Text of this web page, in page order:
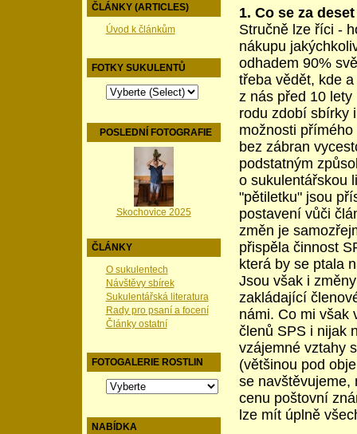
ČLÁNKY (ARTICLES)
Úvod k článkům
FOTKY SUKULENTŮ
POSLEDNÍ FOTOGRAFIE
Skochovice 2025
ČLÁNKY
O sukulentech
Návštěvy sbírek
Sukulentářská literatura
Rady pro psaní a focení
Články ostatní
FOTOGALERIE ROSTLIN
NABÍDKA
1. Co se za
Stručně lze říci -
nákupu
odhadem 90%
třeba vědět, kde
z nás před 10
rodu zdobí sbírky
možnosti
bez zábran
podstatným
o sukulentářskou
"pětiletku" jsou
postavení vůči
změn je
přispěla činnost
která by se ptala
Jsou však i
zakládající
námi. Co mi však
členů SPS i nijak
vzájemné vztahy
(většinou pod
se navštěvujeme,
cenu poštovní
lze mít úplně